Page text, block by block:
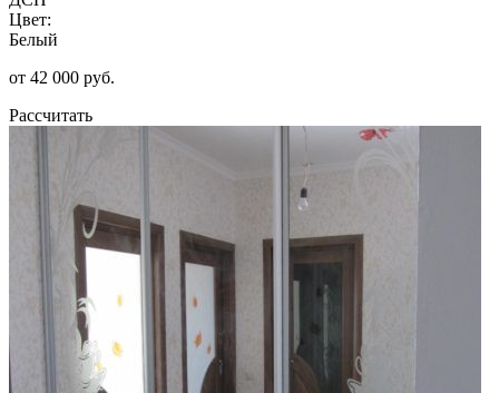
Цвет:
Белый
от 42 000 руб.
Рассчитать